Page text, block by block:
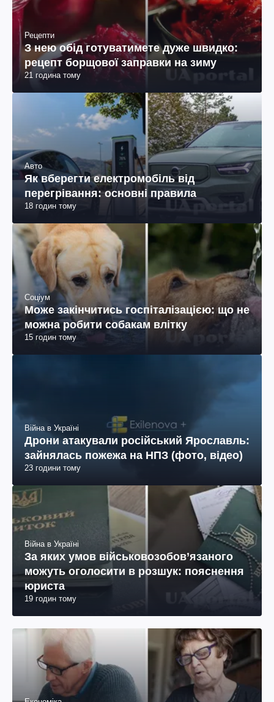
Рецепти
З нею обід готуватимете дуже швидко:
рецепт борщової заправки на зиму
21 година тому
Авто
Як вберегти електромобіль від
перегрівання: основні правила
18 годин тому
Соціум
Може закінчитись госпіталізацією: що не
можна робити собакам влітку
15 годин тому
Війна в Україні
Дрони атакували російський Ярославль:
зайнялась пожежа на НПЗ (фото, відео)
23 години тому
Війна в Україні
За яких умов військовозобов’язаного
можуть оголосити в розшук: пояснення
юриста
19 годин тому